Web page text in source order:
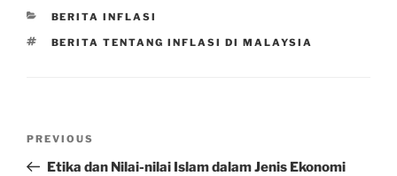
CATEGORIES
BERITA INFLASI
TAGS
BERITA TENTANG INFLASI DI MALAYSIA
Previous
Post
PREVIOUS
Etika dan Nilai-nilai Islam dalam Jenis Ekonomi